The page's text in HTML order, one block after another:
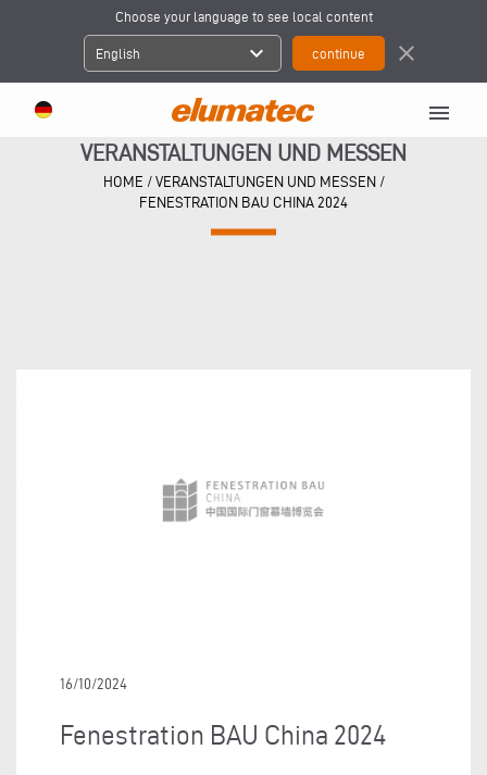
Choose your language to see local content
English expand_more close
menu
VERANSTALTUNGEN UND MESSEN
HOME / VERANSTALTUNGEN UND MESSEN/
FENESTRATION BAU CHINA 2024
16/10/2024
Fenestration BAU China 2024